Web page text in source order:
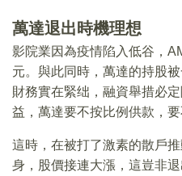
萬達退出時機理想
影院業因為疫情陷入低谷，
元。與此同時，萬達的持股
財務實在緊绌，融資舉措必
益，萬達要不按比例供款，要
這時，在被打了激素的散戶
身，股價接連大漲，這豈非